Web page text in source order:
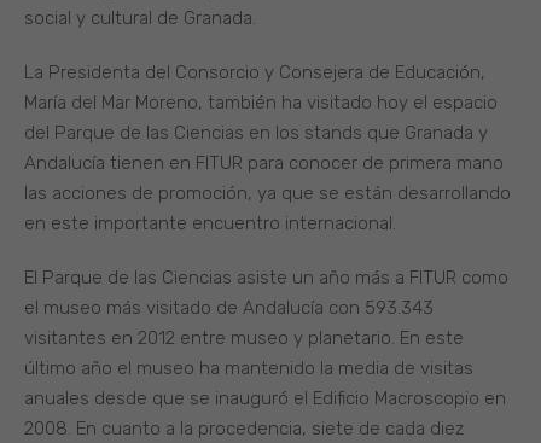
social y cultural de Granada.
La Presidenta del Consorcio y Consejera de Educación,
María del Mar Moreno, también ha visitado hoy el espacio
del Parque de las Ciencias en los stands que Granada y
Andalucía tienen en FITUR para conocer de primera mano
las acciones de promoción, ya que se están desarrollando
en este importante encuentro internacional.
El Parque de las Ciencias asiste un año más a FITUR como
el museo más visitado de Andalucía con 593.343
visitantes en 2012 entre museo y planetario. En este
último año el museo ha mantenido la media de visitas
anuales desde que se inauguró el Edificio Macroscopio en
2008. En cuanto a la procedencia, siete de cada diez